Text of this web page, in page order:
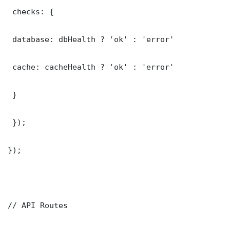
checks: {
database: dbHealth ? 'ok' : 'error'
cache: cacheHealth ? 'ok' : 'error'
}
});
});
// API Routes